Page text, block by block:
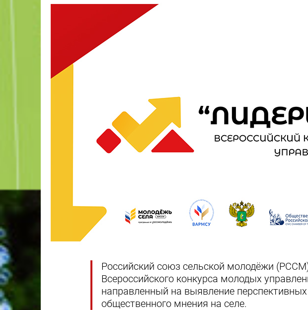
Российский союз сельской молодёжи
Всероссийского конкурса молодых
направленный на выявление
общественного мнения на селе.